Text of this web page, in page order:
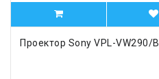
Проектор Sony VPL-VW290/B